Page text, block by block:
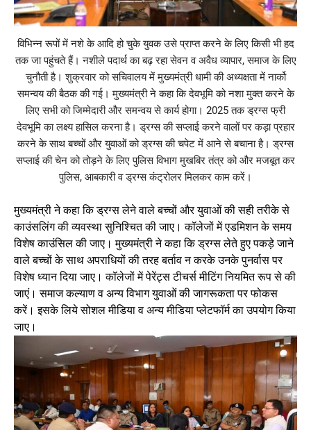
विभिन्न रूपों में नशे के आदि हो चुके युवक उसे प्राप्त करने के लिए किसी भी हद
तक जा पहुंचते हैं। नशीले पदार्थ का बढ़ रहा सेवन व अवैध व्यापार, समाज के लिए
चुनौती है। शुक्रवार को सचिवालय में मुख्यमंत्री धामी की अध्यक्षता में नार्को
समन्वय की बैठक की गई। मुख्यमंत्री ने कहा कि देवभूमि को नशा मुक्त करने के
लिए सभी को जिम्मेदारी और समन्वय से कार्य होगा। 2025 तक ड्रग्स फ्री
देवभूमि का लक्ष्य हासिल करना है। ड्रग्स की सप्लाई करने वालों पर कड़ा प्रहार
करने के साथ बच्चों और युवाओं को ड्रग्स की चपेट में आने से बचाना है। ड्रग्स
सप्लाई की चेन को तोड़ने के लिए पुलिस विभाग मुखबिर तंत्र को और मजबूत कर
पुलिस, आबकारी व ड्रग्स कंट्रोलर मिलकर काम करें।
मुख्यमंत्री ने कहा कि ड्रग्स लेने वाले बच्चों और युवाओं की सही तरीके से
काउंसलिंग की व्यवस्था सुनिश्चित की जाए। कॉलेजों में एडमिशन के समय
विशेष काउंसिल की जाए। मुख्यमंत्री ने कहा कि ड्रग्स लेते हुए पकड़े जाने
वाले बच्चों के साथ अपराधियों की तरह बर्ताव न करके उनके पुनर्वास पर
विशेष ध्यान दिया जाए। कॉलेजों में पेरेंट्स टीचर्स मीटिंग नियमित रूप से की
जाएं। समाज कल्याण व अन्य विभाग युवाओं की जागरूकता पर फोकस
करें। इसके लिये सोशल मीडिया व अन्य मीडिया प्लेटफॉर्म का उपयोग किया
जाए।